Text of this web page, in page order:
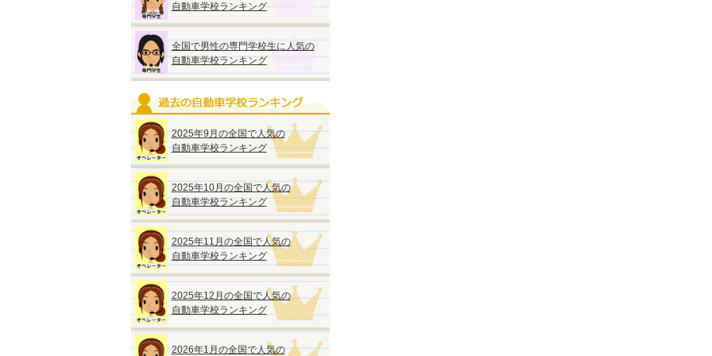
自動車学校ランキング
全国で男性の専門学校生に人気の
自動車学校ランキング
2025年9月の全国で人気の
自動車学校ランキング
2025年10月の全国で人気の
自動車学校ランキング
2025年11月の全国で人気の
自動車学校ランキング
2025年12月の全国で人気の
自動車学校ランキング
2026年1月の全国で人気の